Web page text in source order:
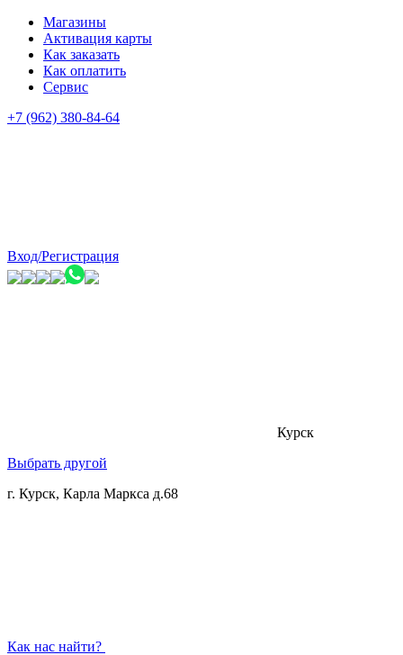
Магазины
Активация карты
Как заказать
Как оплатить
Сервис
+7 (962) 380-84-64
Вход/Регистрация
Курск
Выбрать другой
г. Курск, Карла Маркса д.68
Как нас найти?